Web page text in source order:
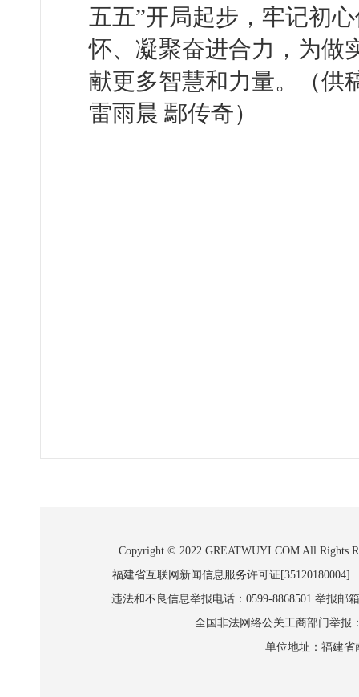
五五”开局起步，牢记初
怀、凝聚奋进合力，为做
献更多智慧和力量。（供
雷雨晨 鄢传奇）
Copyright © 2022 GREATWUYI.COM All Rights
福建省互联网新闻信息服务许可证
违法和不良信息举报电话：0599-8868501 举报邮
全国非法网络公关工商部门举报
单位地址：福建省